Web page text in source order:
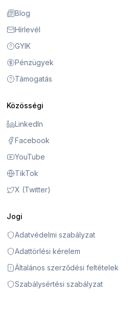
Blog
Hírlevél
GYIK
Pénzügyek
Támogatás
Közösségi
LinkedIn
Facebook
YouTube
TikTok
X (Twitter)
Jogi
Adatvédelmi szabályzat
Adattörlési kérelem
Általános szerződési feltételek
Szabálysértési szabályzat